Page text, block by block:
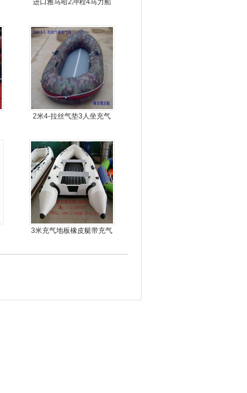
进口雅马哈2冲程4马力船
2米4-拉丝气垫3人坐充气
3米充气地板橡皮艇带充气